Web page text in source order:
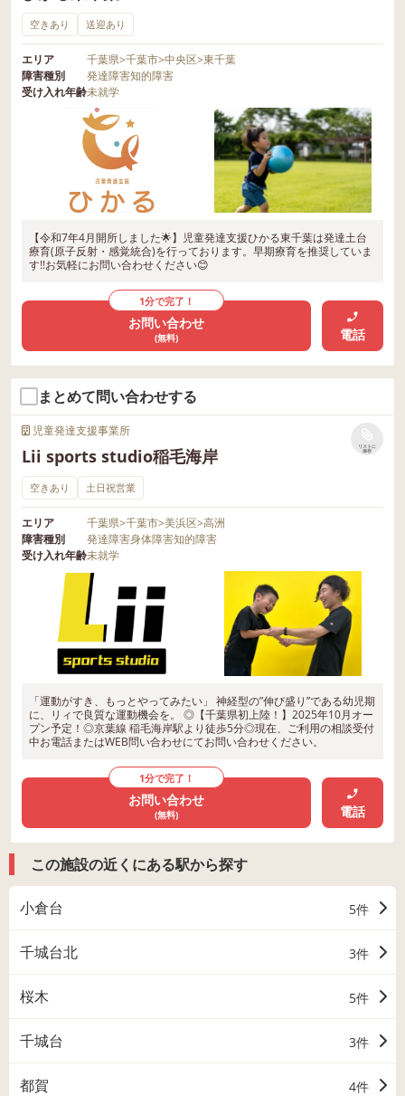
空きあり 送迎あり
エリア 千葉県>千葉市>中央区>東千葉
障害種別
発達障害知的障害
受け入れ年齢未就学
【令和7年4月開所しました🌟】児童発達支援ひかる東千葉は発達土台
療育(原子反射・感覚統合)を行っております。早期療育を推奨していま
す!!お気軽にお問い合わせください😊
1分で完了！
お問い合わせ
(無料) 電話
まとめて問い合わせする
児童発達支援事業所
Lii sports studio稲毛海岸
リストに
保存
空きあり 土日祝営業
エリア 千葉県>千葉市>美浜区>高洲
障害種別
発達障害身体障害知的障害
受け入れ年齢未就学
「運動がすき、もっとやってみたい」 神経型の”伸び盛り”である幼児期
に、リィで良質な運動機会を。 ◎【千葉県初上陸！】2025年10月オー
プン予定！◎京葉線 稲毛海岸駅より徒歩5分◎現在、ご利用の相談受付
中お電話またはWEB問い合わせにてお問い合わせください。
1分で完了！
お問い合わせ
(無料) 電話
この施設の近くにある駅から探す
小倉台 5件
千城台北 3件
桜木 5件
千城台 3件
都賀 4件